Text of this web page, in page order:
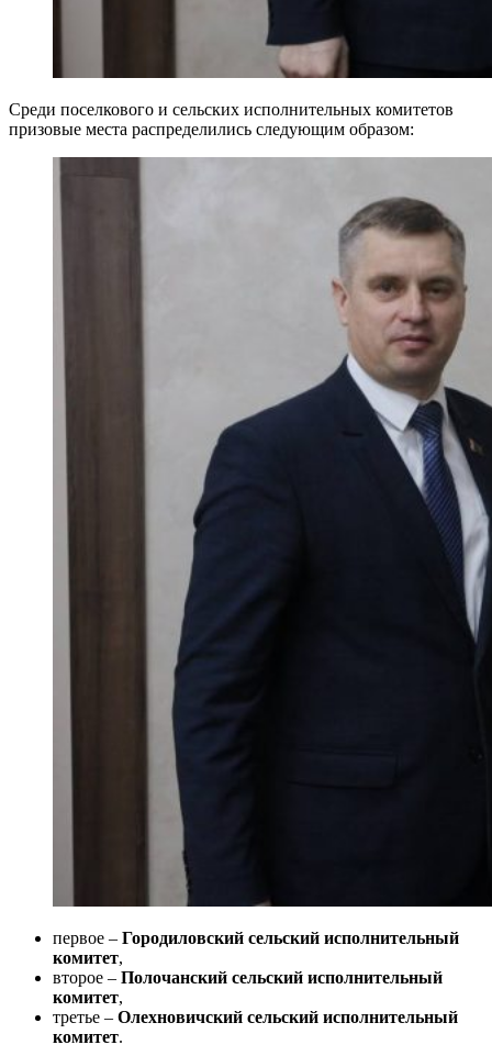
Среди поселкового и сельских исполнительных комитетов
призовые места распределились следующим образом:
первое – Городиловский сельский исполнительный
комитет,
второе – Полочанский сельский исполнительный
комитет,
третье – Олехновичский сельский исполнительный
комитет.